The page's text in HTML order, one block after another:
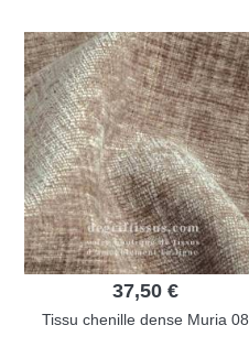
37,50 €
Tissu chenille dense Muria 08